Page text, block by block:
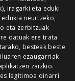
iragarki eta eduki
neurtzeko,
eta zerbitzuak
datuak ere trata
besteak beste
ezaugarriak
zaizkio.
legitimoa oinarri